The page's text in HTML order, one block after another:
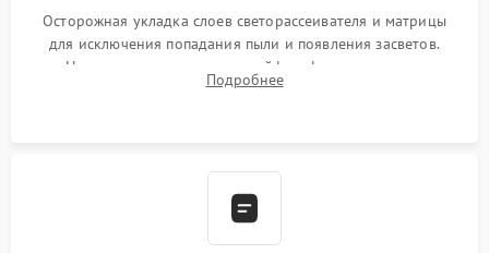
Осторожная укладка слоев светорассеивателя и матрицы
для исключения попадания пыли и появления засветов.
Надежное подключение шлейфов, фиксация плат и
аккуратное защелкивание пластикового корпуса монитора.
Подробнее